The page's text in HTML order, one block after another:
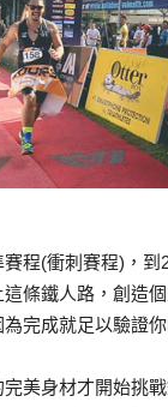
程(衝刺賽程)，到
條鐵人路，創造
完成就足以驗證
完美身材才開始挑